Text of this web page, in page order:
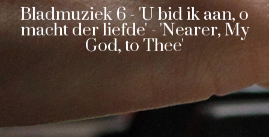
Bladmuziek 6 - 'U bid ik aan, o
macht der liefde' - 'Nearer, My
God, to Thee'